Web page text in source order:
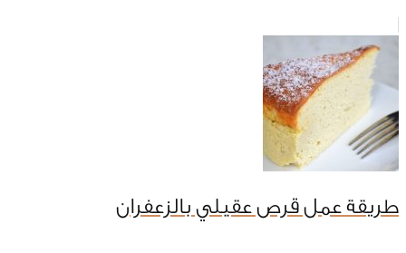
طريقة عمل قرص عقيلي بالزعفران